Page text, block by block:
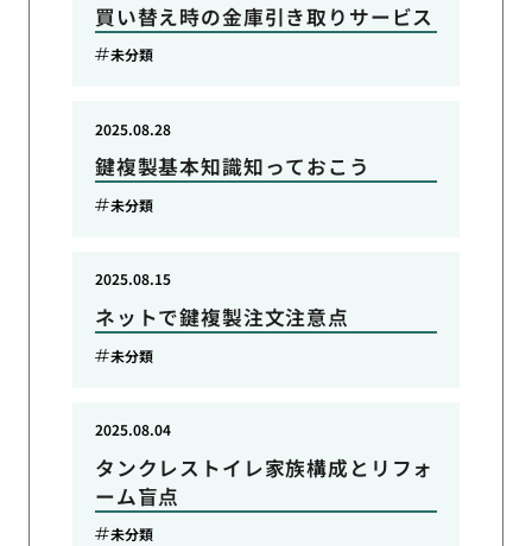
買い替え時の金庫引き取りサービス
未分類
鍵複製基本知識知っておこう
2025.08.28
未分類
ネットで鍵複製注文注意点
2025.08.15
未分類
タンクレストイレ家族構成とリフォ
ーム盲点
2025.08.04
未分類